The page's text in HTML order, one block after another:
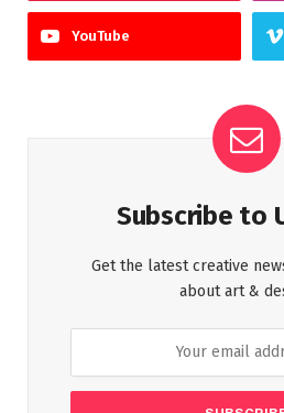
YouTube
Subscribe to
Get the latest creative
about art &